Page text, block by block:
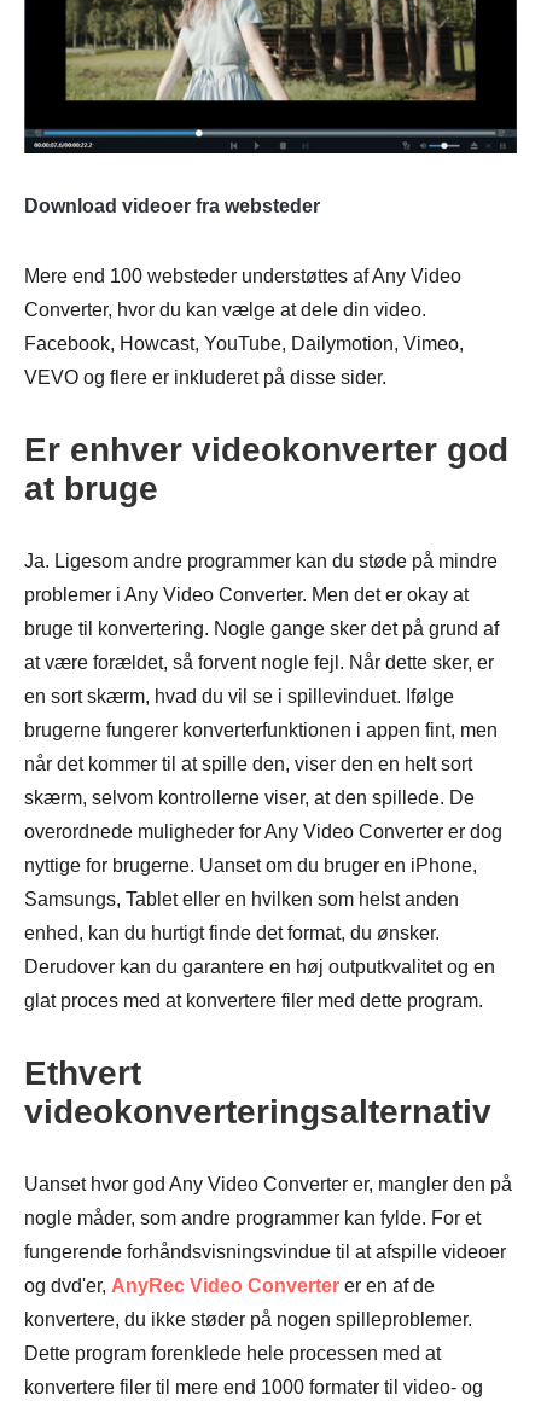
Download videoer fra websteder
Mere end 100 websteder understøttes af Any Video
Converter, hvor du kan vælge at dele din video.
Facebook, Howcast, YouTube, Dailymotion, Vimeo,
VEVO og flere er inkluderet på disse sider.
Er enhver videokonverter god
at bruge
Ja. Ligesom andre programmer kan du støde på mindre
problemer i Any Video Converter. Men det er okay at
bruge til konvertering. Nogle gange sker det på grund af
at være forældet, så forvent nogle fejl. Når dette sker, er
en sort skærm, hvad du vil se i spillevinduet. Ifølge
brugerne fungerer konverterfunktionen i appen fint, men
når det kommer til at spille den, viser den en helt sort
skærm, selvom kontrollerne viser, at den spillede. De
overordnede muligheder for Any Video Converter er dog
nyttige for brugerne. Uanset om du bruger en iPhone,
Samsungs, Tablet eller en hvilken som helst anden
enhed, kan du hurtigt finde det format, du ønsker.
Derudover kan du garantere en høj outputkvalitet og en
glat proces med at konvertere filer med dette program.
Ethvert
videokonverteringsalternativ
Uanset hvor god Any Video Converter er, mangler den på
nogle måder, som andre programmer kan fylde. For et
fungerende forhåndsvisningsvindue til at afspille videoer
og dvd'er, AnyRec Video Converter er en af de
konvertere, du ikke støder på nogen spilleproblemer.
Dette program forenklede hele processen med at
konvertere filer til mere end 1000 formater til video- og